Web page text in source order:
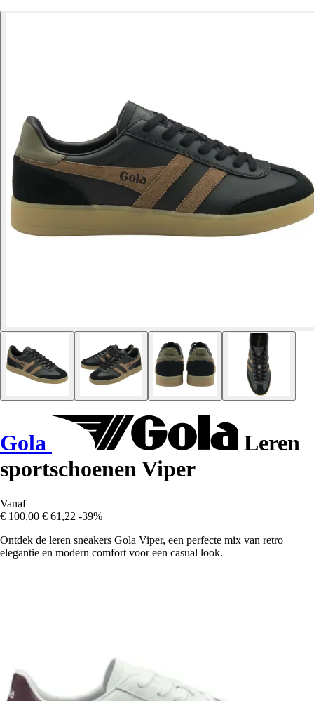
Gola
Leren
sportschoenen Viper
Vanaf
€ 100,00 € 61,22 -39%
Ontdek de leren sneakers Gola Viper, een perfecte mix van retro
elegantie en modern comfort voor een casual look.